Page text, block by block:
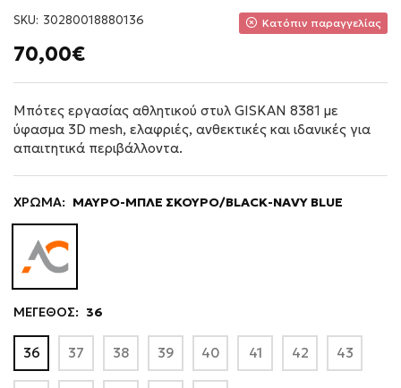
SKU: 30280018880136 Κατόπιν παραγγελίας
70,00€
Μπότες εργασίας αθλητικού στυλ GISKAN 8381 με
ύφασμα 3D mesh, ελαφριές, ανθεκτικές και ιδανικές για
απαιτητικά περιβάλλοντα.
ΧΡΩΜΑ: ΜΑΥΡΟ-ΜΠΛΕ ΣΚΟΥΡΟ/BLACK-NAVY BLUE
ΜΕΓΕΘΟΣ: 36
36 37 38 39 40 41 42 43